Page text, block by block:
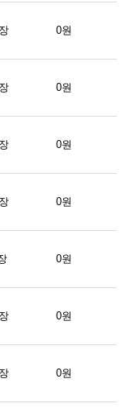
0원
0원
0원
0원
0원
0원
0원